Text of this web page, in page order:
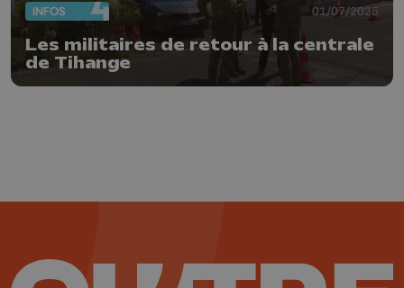
INFOS 01/07/2025
Les militaires de retour à la centrale
de Tihange